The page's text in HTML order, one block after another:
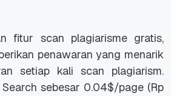
fitur scan plagiarisme gratis,
penawaran yang menarik
setiap kali scan plagiarism.
sebesar 0.04$/page (Rp